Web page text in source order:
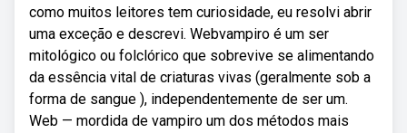
como muitos leitores tem curiosidade, eu resolvi abrir
uma exceção e descrevi. Webvampiro é um ser
mitológico ou folclórico que sobrevive se alimentando
da essência vital de criaturas vivas (geralmente sob a
forma de sangue ), independentemente de ser um.
Web — mordida de vampiro um dos métodos mais